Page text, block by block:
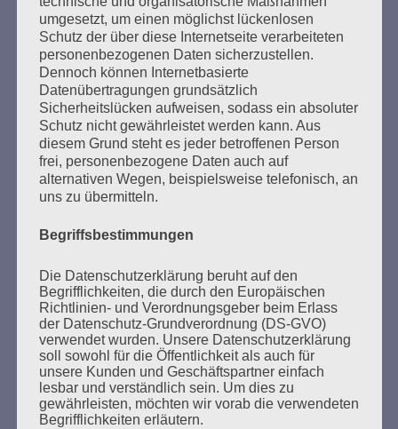
SUCHEN
MARATHONLESUNG AUS DEN
VERBRANNTEN BÜCHERN
umgesetzt, um einen möglichst lückenlosen
Schutz der über diese Internetseite verarbeiteten
personenbezogenen Daten sicherzustellen.
Dennoch können Internetbasierte
Datenübertragungen grundsätzlich
Sicherheitslücken aufweisen, sodass ein absoluter
Schutz nicht gewährleistet werden kann. Aus
diesem Grund steht es jeder betroffenen Person
frei, personenbezogene Daten auch auf
alternativen Wegen, beispielsweise telefonisch, an
uns zu übermitteln.
Begriffsbestimmungen
Die Datenschutzerklärung beruht auf den
Begrifflichkeiten, die durch den Europäischen
Richtlinien- und Verordnungsgeber beim Erlass
der Datenschutz-Grundverordnung (DS-GVO)
verwendet wurden. Unsere Datenschutzerklärung
soll sowohl für die Öffentlichkeit als auch für
unsere Kunden und Geschäftspartner einfach
lesbar und verständlich sein. Um dies zu
gewährleisten, möchten wir vorab die verwendeten
Begrifflichkeiten erläutern.